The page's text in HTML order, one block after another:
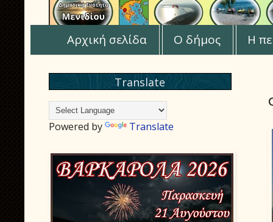
Αρχική σελίδα Ο δήμος Η
Translate
Powered by Translate